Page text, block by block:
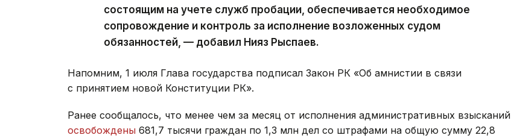
состоящим на учете служб пробации, обеспечивается необходимое
сопровождение и контроль за исполнение возложенных судом
обязанностей, — добавил Нияз Рыспаев.
Напомним, 1 июля Глава государства подписал Закон РК «Об амнистии в связи
с принятием новой Конституции РК».
Ранее сообщалось, что менее чем за месяц от исполнения административных взысканий
освобождены 681,7 тысячи граждан по 1,3 млн дел со штрафами на общую сумму 22,8